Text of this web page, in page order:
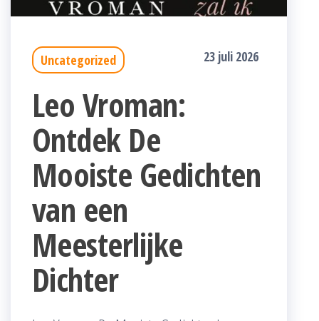
Uncategorized 23 juli 2026
Leo Vroman:
Ontdek De
Mooiste Gedichten
van een
Meesterlijke
Dichter